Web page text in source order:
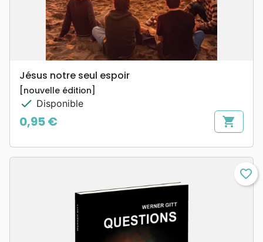
Jésus notre seul espoir
[nouvelle édition]
check Disponible
Prix
0,95 € shopping_cart
favorite_border